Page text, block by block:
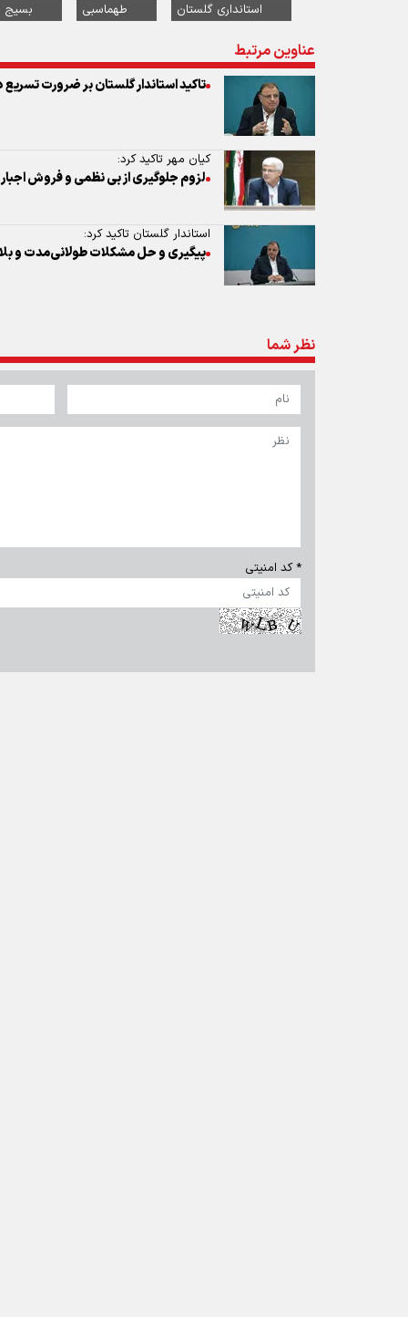
استانداری گلستان طهماسبی بسیج
عناوین مرتبط
تاکید استاندار گلستان بر ضرورت
کیان مهر تاکید کرد:
لزوم جلوگیری از بی نظمی و فروش
استاندار گلستان تاکید کرد:
پیگیری و حل مشکلات طولانی‌مدت و
نظر شما
* کد امنیتی